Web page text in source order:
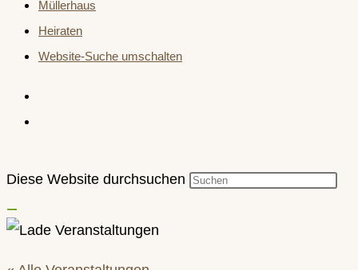
Müllerhaus
Heiraten
Website-Suche umschalten
Diese Website durchsuchen